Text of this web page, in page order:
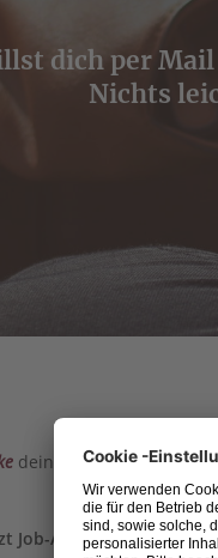
dich per
Nichts
deine Suche anlegen.
Job-Agent aktivieren!"